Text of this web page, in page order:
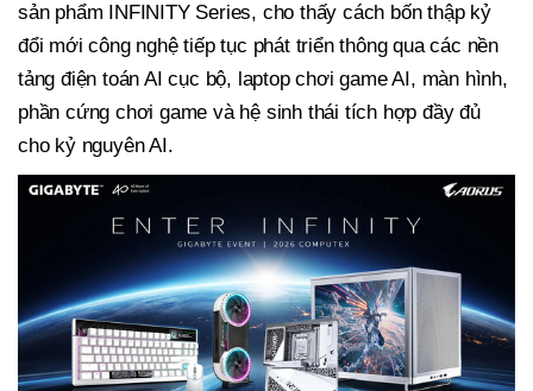
sản phẩm INFINITY Series, cho thấy cách bốn thập kỷ
đổi mới công nghệ tiếp tục phát triển thông qua các nền
tảng điện toán AI cục bộ, laptop chơi game AI, màn hình,
phần cứng chơi game và hệ sinh thái tích hợp đầy đủ
cho kỷ nguyên AI.